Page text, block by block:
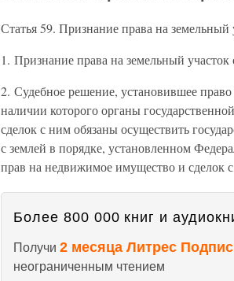
Статья 59. Признание права на земельный
1. Признание права на земельный участок
2. Судебное решение, установившее
наличии которого органы
сделок с ним обязаны осуществить
с землей в порядке, установленном
прав на недвижимое имущество и сделок
Более 800 000 книг и
Получи 2 месяца Литрес
неограниченным чтением